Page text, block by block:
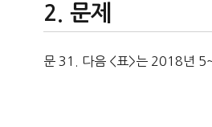
문제
문 31. 다음 <표>는 2018년